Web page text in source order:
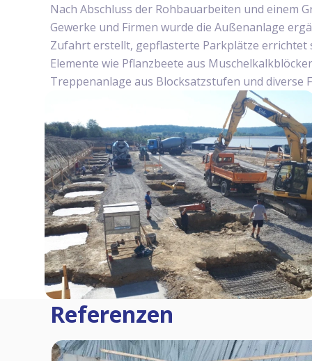
Nach Abschluss der Rohbauarbeiten und einem
Gewerke und Firmen wurde die Außenanlage
Zufahrt erstellt, gepflasterte Parkplätze errichtet
Elemente wie Pflanzbeete aus
Treppenanlage aus Blocksatzstufen und diverse
Referenzen